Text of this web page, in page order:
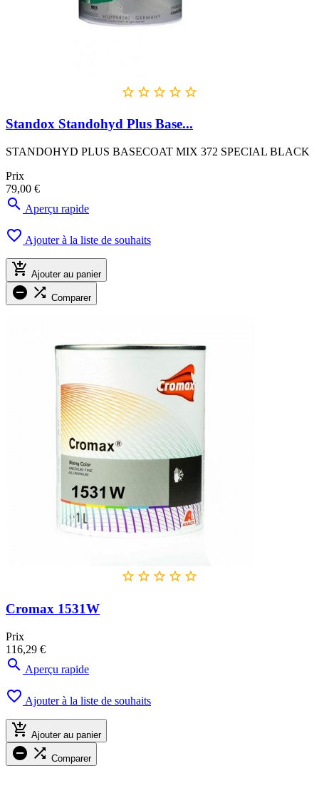
    
Standox Standohyd Plus Base...
STANDOHYD PLUS BASECOAT MIX 372 SPECIAL BLACK
Prix
79,00 €
 Aperçu rapide
 Ajouter à la liste de souhaits
 Ajouter au panier
  Comparer
    
Cromax 1531W
Prix
116,29 €
 Aperçu rapide
 Ajouter à la liste de souhaits
 Ajouter au panier
  Comparer